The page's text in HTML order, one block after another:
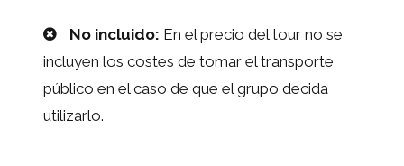
No incluido: En el precio del tour no se
incluyen los costes de tomar el transporte
público en el caso de que el grupo decida
utilizarlo.